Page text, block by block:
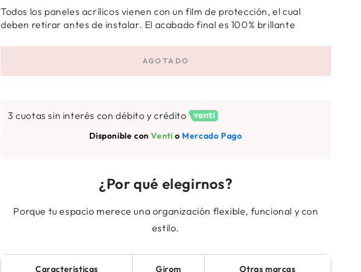
Todos los paneles acrílicos vienen con un film de protección, el cual
deben retirar antes de instalar. El acabado final es 100% brillante
AGOTADO
3 cuotas sin interés con débito y crédito
Disponible conVenti o Mercado Pago
¿Por qué elegirnos?
Porque tu espacio merece una organización flexible, funcional y con
estilo.
Características Girom Otras marcas